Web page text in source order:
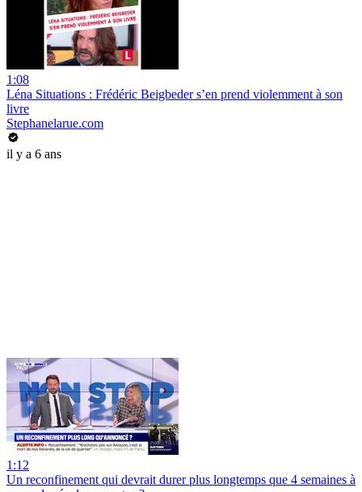
1:08
Léna Situations : Frédéric Beigbeder s’en prend violemment à son
livre
Stephanelarue.com
il y a 6 ans
1:12
Un reconfinement qui devrait durer plus longtemps que 4 semaines à